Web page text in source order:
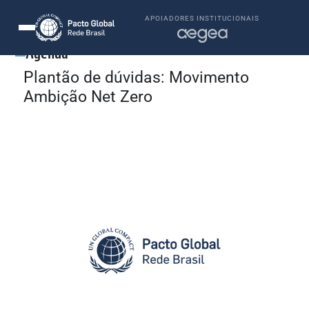
APOIADORES INSTITUCIONAIS
Agenda
Plantão de dúvidas: Movimento
Ambição Net Zero